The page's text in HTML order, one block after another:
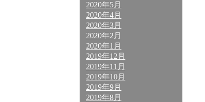
2020年5月
2020年4月
2020年3月
2020年2月
2020年1月
2019年12月
2019年11月
2019年10月
2019年9月
2019年8月